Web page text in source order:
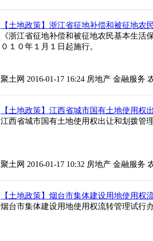
【土地政策】浙江省征地补偿和被征地农
《浙江省征地补偿和被征地农民基本生
０１０年１月１日起施行。
聚土网 2016-01-17 16:24 房地产 金融服务
【土地政策】江西省城市国有土地使用权
江西省城市国有土地使用权出让和划拨管
聚土网 2016-01-17 10:32 房地产 金融服务
【土地政策】烟台市集体建设用地使用权
烟台市集体建设用地使用权流转管理试行